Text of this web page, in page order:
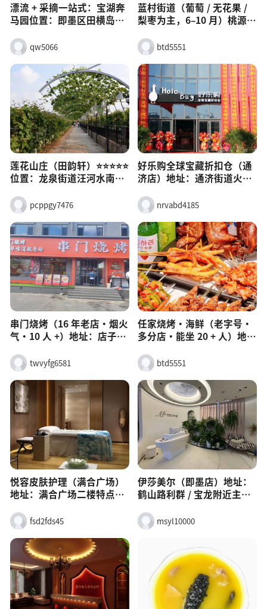
漂流 + 采摘一站式：宝湖奔
马园位置：即墨区田横岛省
璃漂流，约 400 米长、30
米落差，高空玻璃滑道 + 水
上漂流一体，夏季清凉刺
激。采摘：园区自带采摘
园，季节性水果（樱桃、桃
子、葡萄等），6–8 月最丰
富。其他：马术、动物园、
玻璃观景塔、划船、丛林穿
越，适合玩一整天。时间：
9:00–17:30（夏季漂流开放
到 18:00）
qw5066
莲花山庄（田韵轩）⭐⭐⭐⭐⭐
位置：龙泉街道汪河水南村
亮点：3A 景区、青岛十佳农
庄；500 亩园区，山景 + 莲
茵河吃：农家菜、散养土
鸡、山野菜、淡水鱼，人均
50–60玩：采摘（樱桃 / 桃 /
葡萄 / 猕猴桃）、垂钓、亲
子乐园、民宿适合：一日
游、亲子、团建
pcppgy7476
串门烧烤（16 年老店・烟火
气・10 人 +）地址：店子山
程环境：市井大院、大桌
多、热闹不吵，适合 8–20
人携程即墨串门烧烤必点：
烤大油边、秘制排骨串、烤
鳗鳞鱼、海肠捞饭携程特
点：食材新鲜、无隔夜肉、
口味稳定携程适合：老同学
聚会、朋友深夜撸串
twvyfg6581
悦容皮肤护理（满合广场）
地址：满合广场二楼特点：
馨
fsd2fds45
蓝村街道（葡萄 / 无花果 /
梨枣为主，6–10 月）桃源河
瑰等葡萄，6.20–10.20，38
元 / 人，带走 18 元 / 斤。含
青农场（六里村）：无花
果、猕猴桃、奇异莓，至 11
月；无花果 30 元畅吃，猕
猴桃 10 元 / 斤。红玛瑙采摘
园：梨枣，国庆前后，团购
19.9 元不限时。
btd5551
好乐购全球宝藏折扣仓（通
济店）地址：通济街道火车
即墨大型仓储折扣店，日化
/ 洗化 / 百货齐全，支持零售
+ 批发 + 团购，价格低、品
类多（SKU 超万）。
nrvabd4185
任家烧烤・海鲜（老字号・
多分店・能坐 20 + 人）地
克斯广场等 8 家分店携程环
境：大厅宽敞、独立包间
多、大排档风，适合 10–30
人聚会携程即墨任家烧烤必
点：烤羊尾（青岛独一
份）、烤扇贝柱、烤鳗鱼、
砂锅煲携程优惠：富克斯店
29.9 代 50、小龙虾9.9 元 /
斤适合：公司聚餐、家庭大
聚会、朋友撸串喝酒
btd5551
伊莎美尔（即墨店）地址：
鹤山路利群 / 宝龙附近主
（26 年老店）团购：清洁补
水 68–98 元
msyl10000